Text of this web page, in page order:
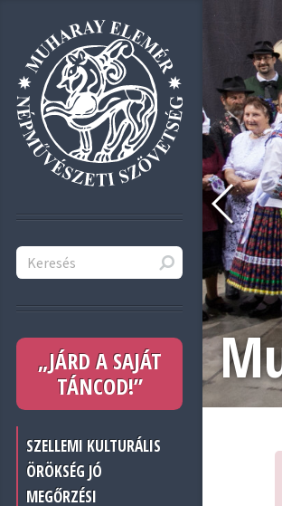
„JÁRD A SAJÁT
TÁNCOD!”
SZELLEMI KULTURÁLIS
ÖRÖKSÉG JÓ
MEGŐRZÉSI